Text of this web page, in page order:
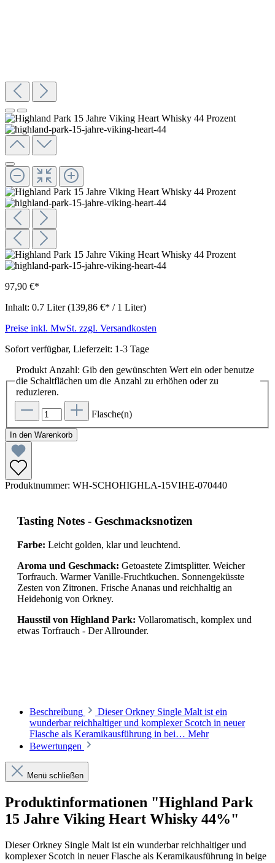
97,90 €*
Inhalt: 0.7 Liter(139,86 €* / 1 Liter)
Preise inkl. MwSt. zzgl. Versandkosten
Sofort verfügbar, Lieferzeit: 1-3 Tage
Produkt Anzahl: Gib den gewünschten Wert ein oder benutze
die Schaltflächen um die Anzahl zu erhöhen oder zu
reduzieren.
Flasche(n)
In den Warenkorb
Produktnummer: WH-SCHOHIGHLA-15VIHE-070440
Tasting Notes - Geschmacksnotizen
Farbe: Leicht golden, klar und leuchtend.
Aroma und Geschmack: Getoastete Zimtsplitter. Weicher
Torfrauch. Warmer Vanille-Fruchtkuchen. Sonnengeküsste
Zesten von Zitronen. Frische Ananas und reichhaltig an
Heidehonig von Orkney.
Hausstil von Highland Park: Vollaromatisch, komplex und
etwas Torfrauch - Der Allrounder.
Beschreibung
Dieser Orkney Single Malt ist ein
wunderbar reichhaltiger und komplexer Scotch in neuer
Flasche als Keramikausführung in bei… Mehr
Bewertungen
Menü schließen
Produktinformationen "Highland Park
15 Jahre Viking Heart Whisky 44%"
Dieser Orkney Single Malt ist ein wunderbar reichhaltiger und
komplexer Scotch in neuer Flasche als Keramikausführung in beige